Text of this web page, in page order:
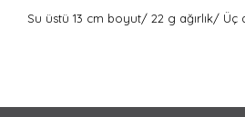
Su üstü 13 cm boyut/ 22 g ağırlık/ Üç
formunu kullanarak tarafımıza